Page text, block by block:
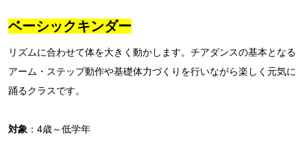
ベーシックキンダー
リズムに合わせて体を大きく動かします。チアダンスの基本となる
アーム・ステップ動作や基礎体力づくりを行いながら楽しく元気に
踊るクラスです。
対象 ：4歳～低学年